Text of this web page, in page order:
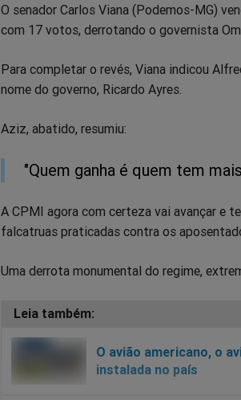
no
no
no
no
no
O senador Carlos Viana (Podemos-MG)
com 17 votos, derrotando o governista
Para completar o revés, Viana indicou
nome do governo, Ricardo Ayres.
Aziz, abatido, resumiu:
"Quem ganha é quem tem
A CPMI agora com certeza vai avançar e
falcatruas praticadas contra os
Uma derrota monumental do regime,
O avião americano, o
instalada no país